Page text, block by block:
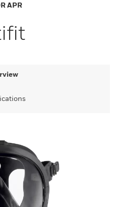
APR